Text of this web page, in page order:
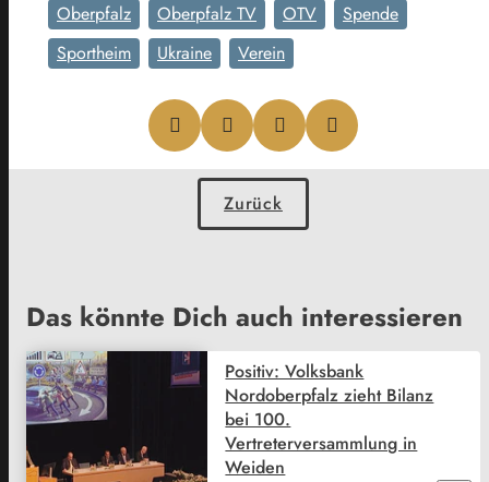
Oberpfalz
Oberpfalz TV OTV
Spende
Sportheim
Ukraine Verein
Zurück
Das könnte Dich auch interessieren
Positiv: Volksbank
Nordoberpfalz zieht Bilanz
bei 100.
Vertreterversammlung in
Weiden